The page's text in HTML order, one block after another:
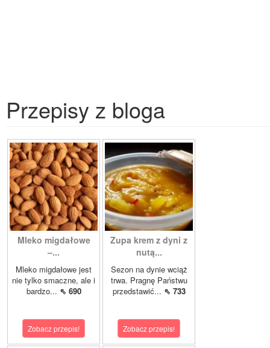
Przepisy z bloga
Mleko migdałowe
–...
Mleko migdałowe jest
nie tylko smaczne, ale i
bardzo... ⇖ 690
Zobacz przepis!
Zupa krem z dyni z
nutą...
Sezon na dynie wciąż
trwa. Pragnę Państwu
przedstawić... ⇖ 733
Zobacz przepis!